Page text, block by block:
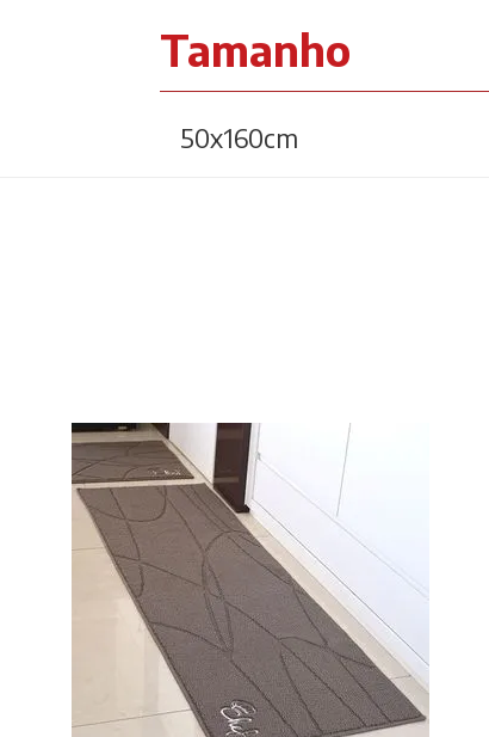
Tamanho
50x160cm